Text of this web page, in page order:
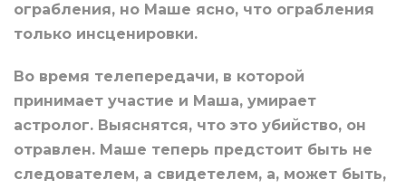
ограбления, но Маше ясно, что ограбления
только инсценировки.
Во время телепередачи, в которой
принимает участие и Маша, умирает
астролог. Выяснятся, что это убийство, он
отравлен. Маше теперь предстоит быть не
следователем, а свидетелем, а, может быть,